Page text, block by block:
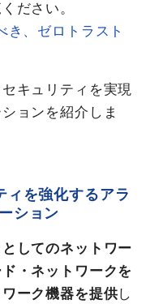
ださい。
き、ゼロトラスト
キュリティを実現
ョンを紹介しま
ィを強化するアラ
ション
してのネットワー
・ネットワークを
ーク機器を提供し